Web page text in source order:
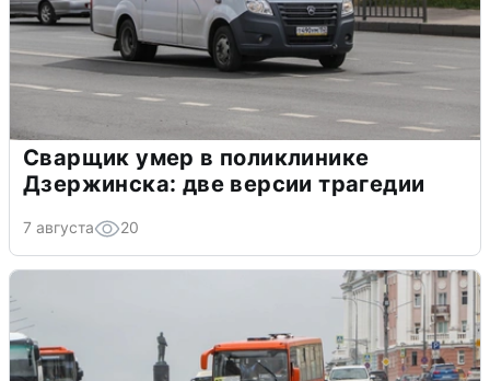
Сварщик умер в поликлинике
Дзержинска: две версии трагедии
7 августа 20